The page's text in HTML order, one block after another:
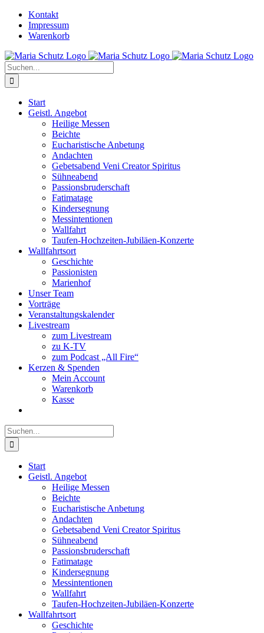
Zum
Inhalt
springen
YouTube
InstagramKontakt
Impressum
Warenkorb
Suche
nach:
Start
Geistl. Angebot
Heilige Messen
Beichte
Eucharistische Anbetung
Andachten
Gebetsabend Veni Creator Spiritus
Sühneabend
Passionsbruderschaft
Fatimatage
Kindersegnung
Messintentionen
Wallfahrt
Taufen-Hochzeiten-Jubiläen-Konzerte
Wallfahrtsort
Geschichte
Passionisten
Marienhof
Unser Team
Vorträge
Veranstaltungskalender
Livestream
zum Livestream
zu K-TV
zum Podcast „All Fire“
Kerzen & Spenden
Mein Account
Warenkorb
Kasse
Suche
nach:
Start
Geistl. Angebot
Heilige Messen
Beichte
Eucharistische Anbetung
Andachten
Gebetsabend Veni Creator Spiritus
Sühneabend
Passionsbruderschaft
Fatimatage
Kindersegnung
Messintentionen
Wallfahrt
Taufen-Hochzeiten-Jubiläen-Konzerte
Wallfahrtsort
Geschichte